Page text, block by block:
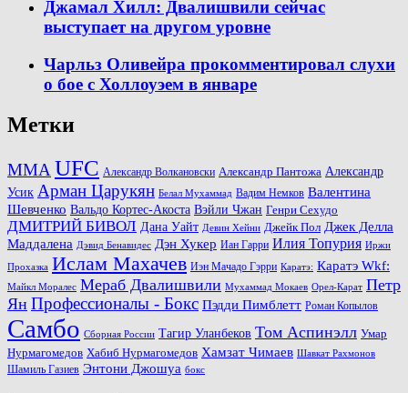
Джамал Хилл: Двалишвили сейчас
выступает на другом уровне
Чарльз Оливейра прокомментировал слухи
о бое с Холлоуэем в январе
Метки
MMA UFC Александр Волкановски Александр Пантожа Александр
Усик Арман Царукян Белал Мухаммад Вадим Немков Валентина
Шевченко Вальдо Кортес-Акоста Вэйли Чжан Генри Сехудо
ДМИТРИЙ БИВОЛ Дана Уайт Девин Хейни Джейк Пол Джек Делла
Маддалена Дэвид Бенавидес Дэн Хукер Иан Гарри Илия Топурия Иржи
Прохазка Ислам Махачев Иэн Мачадо Гэрри Каратэ: Каратэ Wkf:
Майкл Моралес Мераб Двалишвили Мухаммад Мокаев Орел-Карат Петр
Ян Профессионалы - Бокс Пэдди Пимблетт Роман Копылов
Самбо Сборная России Тагир Уланбеков Том Аспинэлл Умар
Нурмагомедов Хабиб Нурмагомедов Хамзат Чимаев Шавкат Рахмонов
Шамиль Газиев Энтони Джошуа бокс